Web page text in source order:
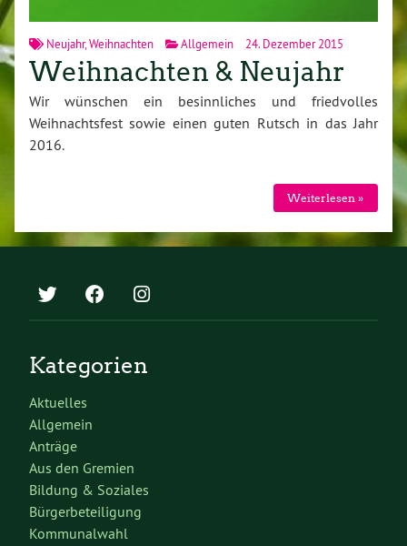
Neujahr,Weihnachten Allgemein 24. Dezember 2015
Weihnachten & Neujahr
Wir wünschen ein besinnliches und friedvolles
Weihnachtsfest sowie einen guten Rutsch in das Jahr
2016.
Weiterlesen »
Kategorien
Aktuelles
Allgemein
Anträge
Aus den Gremien
Bildung & Soziales
Bürgerbeteiligung
Kommunalwahl